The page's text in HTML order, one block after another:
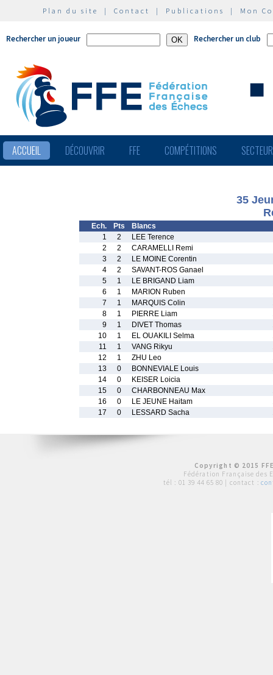
Plan du site | Contact | Publications | Mon
Rechercher un joueur Rechercher un club
ACCUEIL DÉCOUVRIR FFE COMPÉTITIONS
35
Ech. Pts
Blancs
1
2
LEE Terence
2
2
CARAMELLI Remi
3
2
LE MOINE Corentin
4
2
SAVANT-ROS Ganael
5
1
LE BRIGAND Liam
6
1 MARION Ruben
7
1 MARQUIS Colin
8
1 PIERRE Liam
9
1 DIVET Thomas
10
1 EL OUAKILI Selma
11
1 VANG Rikyu
12
1 ZHU Leo
13
0 BONNEVIALE Louis
14
0
KEISER Loicia
15
0 CHARBONNEAU Max
16
0 LE JEUNE Haitam
17
0 LESSARD Sacha
Copyright © 2015
Fédération Française des
tél : 01 39 44 65 80 | contact :